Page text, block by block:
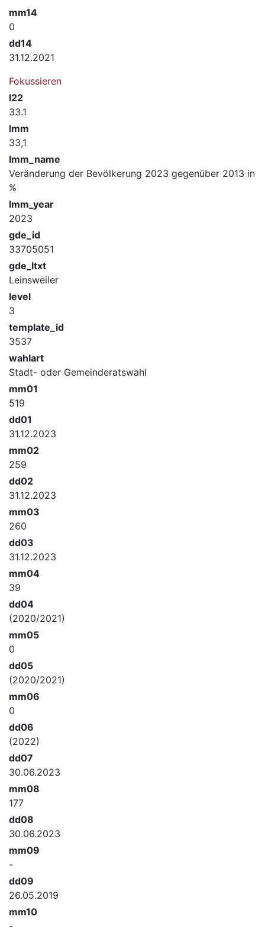
mm14
0
dd14
31.12.2021
Fokussieren
l22
33.1
lmm
33,1
lmm_name
Veränderung der Bevölkerung 2023 gegenüber 2013 in
%
lmm_year
2023
gde_id
33705051
gde_ltxt
Leinsweiler
level
3
template_id
3537
wahlart
Stadt- oder Gemeinderatswahl
mm01
519
dd01
31.12.2023
mm02
259
dd02
31.12.2023
mm03
260
dd03
31.12.2023
mm04
39
dd04
(2020/2021)
mm05
0
dd05
(2020/2021)
mm06
0
dd06
(2022)
dd07
30.06.2023
mm08
177
dd08
30.06.2023
mm09
-
dd09
26.05.2019
mm10
-